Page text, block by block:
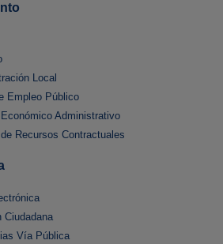
Local
Empleo Público
Administrativo
Recursos Contractuales
Ciudadana
Vía Pública